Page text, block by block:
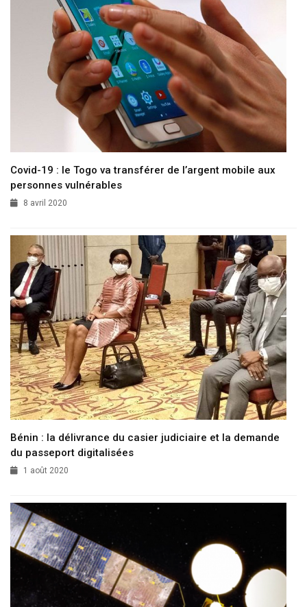
Covid-19 : le Togo va transférer de l’argent mobile aux
personnes vulnérables
8 avril 2020
Bénin : la délivrance du casier judiciaire et la demande
du passeport digitalisées
1 août 2020